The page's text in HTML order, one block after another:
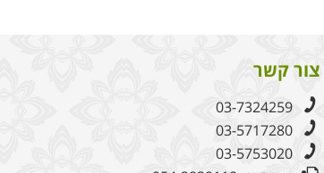
צור קשר
03-7324259
03-5717280
03-5753020